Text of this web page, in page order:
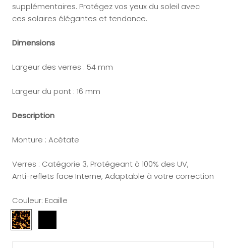
supplémentaires. Protégez vos yeux du soleil avec
ces solaires élégantes et tendance.
Dimensions
Largeur des verres : 54 mm
Largeur du pont : 16 mm
Description
Monture : Acétate
Verres : Catégorie 3, Protégeant à 100% des UV,
Anti-reflets face Interne, Adaptable à votre correction
Couleur: Ecaille
Ecaille